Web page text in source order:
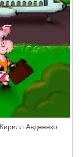
Авдеенко